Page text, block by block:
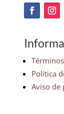
Política
Aviso de